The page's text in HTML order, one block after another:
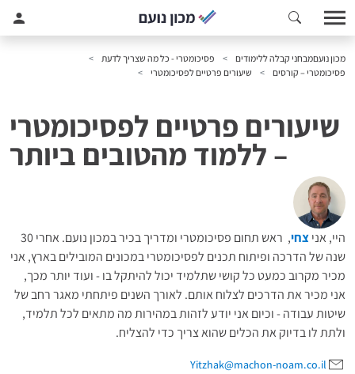
מכון נועםמבחני קבלה ללימודים
פסיכומטרי - כל מה שצריך לדעת
פסיכומטרי – קורסים
שיעורים פרטיים לפסיכומטרי
שיעורים פרטיים לפסיכומטרי
– ללמוד מהטובים ביותר
היי, אניצחי
, ראש תחום פסיכומטרי ומדריך בכיר במכון נועם. אחרי 30
שנה של הדרכה ופיתוח תכנים לפסיכומטרי במכונים המובילים בארץ, אני
מכיר מקרוב כמעט כל קושי שתלמיד יכול להיתקל בו - ועוד יותר מכך,
אני מכיר את הדרכים לצלוח אותם. לאורך השנים פיתחתי מאגר רחב של
שיטות עבודה - וכיום אני יודע לזהות במהירות מה מתאים לכל תלמיד,
ולתת לו בדיוק את הכלים שהוא צריך כדי להצליח.
Yitzhak@machon-noam.co.il